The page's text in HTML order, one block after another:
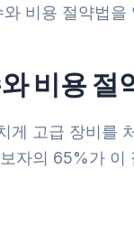
비용 절약법을
비용 절
게 고급 장비를
자의 65%가 이